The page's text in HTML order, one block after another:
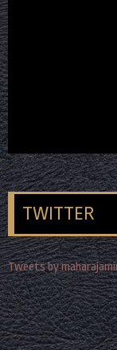
TWITTER
Tweets by